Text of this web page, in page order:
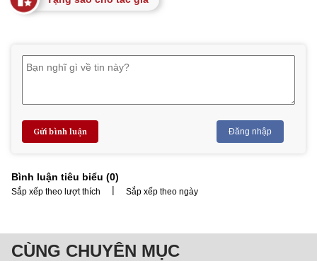
Gửi bình luận Đăng nhập
Bình luận tiêu biểu (0)
Sắp xếp theo lượt thích | Sắp xếp theo ngày
CÙNG CHUYÊN MỤC